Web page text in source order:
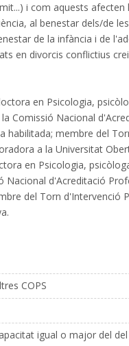
i com aquests
al benestar dels/de
de la infància i de
en divorcis conflictius
en Psicologia,
Comissió Nacional
habilitada; membre del
a la Universitat
en Psicologia,
Nacional d'Acreditació
del Torn d'Intervenció
COPS
igual o major del del